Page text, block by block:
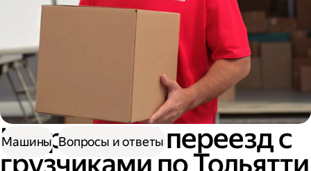
Квартирный переезд с
грузчиками по Тольятти
Машины Вопросы и ответы